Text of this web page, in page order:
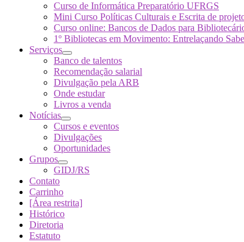
Curso de Informática Preparatório UFRGS
Mini Curso Políticas Culturais e Escrita de
Curso online: Bancos de Dados para
1º Bibliotecas em Movimento: Entrelaçando
Serviços
Banco de talentos
Recomendação salarial
Divulgação pela ARB
Onde estudar
Livros a venda
Notícias
Cursos e eventos
Divulgações
Oportunidades
Grupos
GIDJ/RS
Contato
Carrinho
[Área restrita]
Histórico
Diretoria
Estatuto